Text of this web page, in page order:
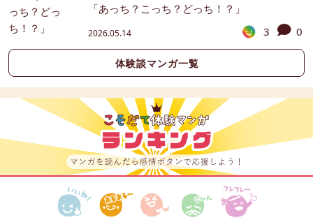
「あっち？こっち？どっち！？」
2026.05.14 3 0
体験談マンガ一覧